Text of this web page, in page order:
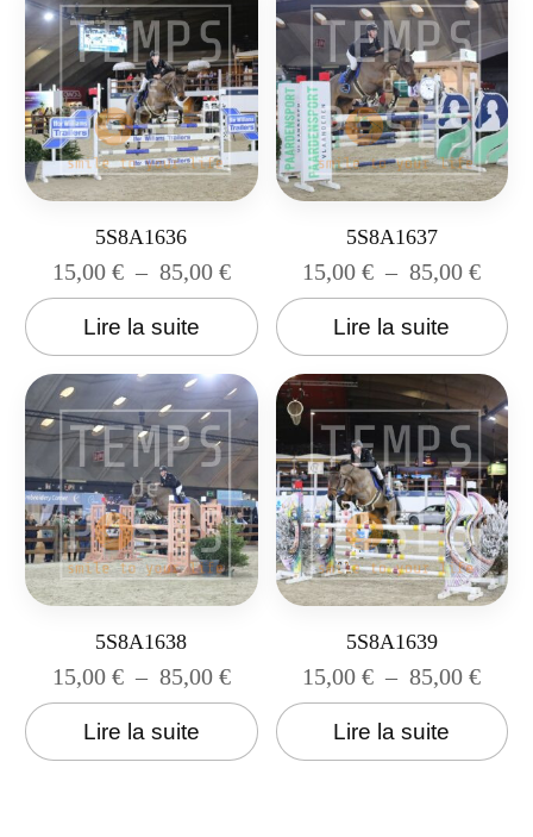
5S8A1636
15,00 € – 85,00 €
Lire la suite
5S8A1637
15,00€ – 85,00€
Lire la suite
5S8A1638
15,00 € – 85,00 €
Lire la suite
5S8A1639
15,00€ – 85,00€
Lire la suite